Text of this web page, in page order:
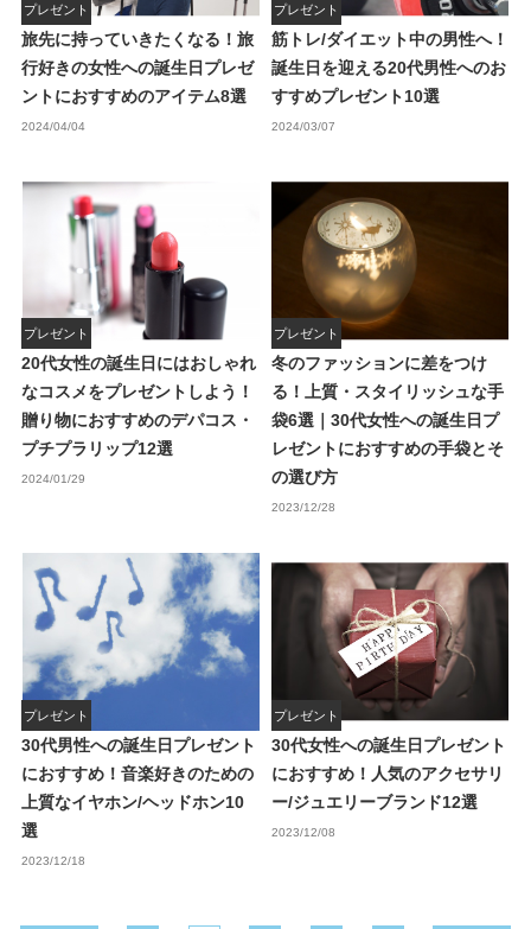
プレゼント
旅先に持っていきたくなる！旅
行好きの女性への誕生日プレゼ
ントにおすすめのアイテム8選
2024/04/04
プレゼント
筋トレ/ダイエット中の男性へ！
誕生日を迎える20代男性へのお
すすめプレゼント10選
2024/03/07
プレゼント
20代女性の誕生日にはおしゃれ
なコスメをプレゼントしよう！
贈り物におすすめのデパコス・
プチプラリップ12選
2024/01/29
プレゼント
冬のファッションに差をつけ
る！上質・スタイリッシュな手
袋6選｜30代女性への誕生日プ
レゼントにおすすめの手袋とそ
の選び方
2023/12/28
プレゼント
30代男性への誕生日プレゼント
におすすめ！音楽好きのための
上質なイヤホン/ヘッドホン10
選
2023/12/18
プレゼント
30代女性への誕生日プレゼント
におすすめ！人気のアクセサリ
ー/ジュエリーブランド12選
2023/12/08